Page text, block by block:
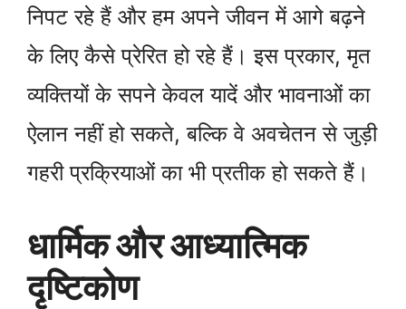
निपट रहे हैं और हम अपने जीवन में आगे बढ़ने
के लिए कैसे प्रेरित हो रहे हैं। इस प्रकार, मृत
व्यक्तियों के सपने केवल यादें और भावनाओं का
ऐलान नहीं हो सकते, बल्कि वे अवचेतन से जुड़ी
गहरी प्रक्रियाओं का भी प्रतीक हो सकते हैं।
धार्मिक और आध्यात्मिक
दृष्टिकोण